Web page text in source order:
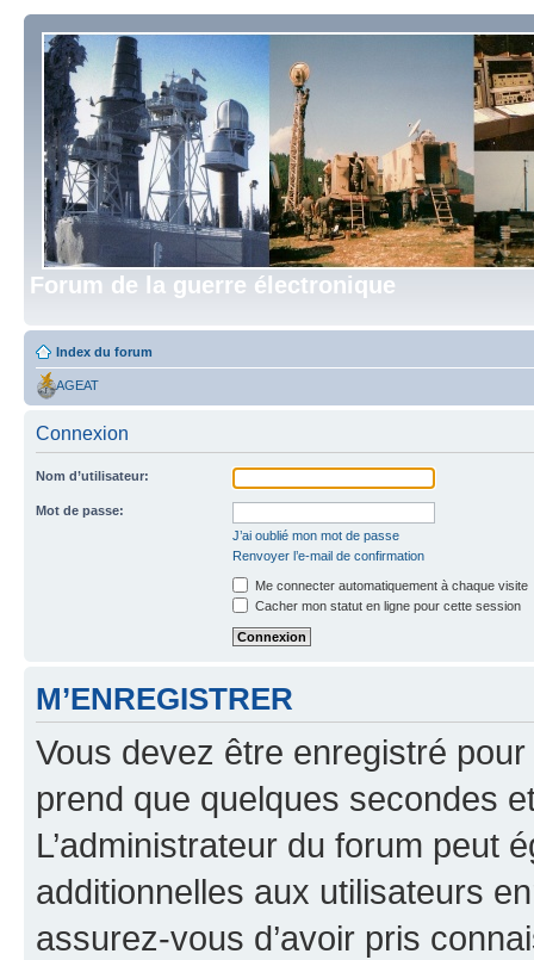
Forum de la guerre électronique
Index du forum
AGEAT
Connexion
Nom d’utilisateur:
Mot de passe:
J’ai oublié mon mot de passe
Renvoyer l’e-mail de confirmation
Me connecter automatiquement à chaque visite
Cacher mon statut en ligne pour cette session
M’ENREGISTRER
Vous devez être enregistré
prend que quelques secondes
L’administrateur du forum peut
additionnelles aux utilisateurs
assurez-vous d’avoir pris